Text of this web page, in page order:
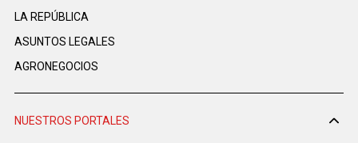
LA REPÚBLICA
ASUNTOS LEGALES
AGRONEGOCIOS
NUESTROS PORTALES